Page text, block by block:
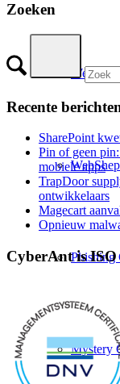
Website
Phishing
Mystery
Zoeken
Recente
SharePoint
Pin of geen
mobiele apps
TrapDoor
ontwikkelaars
Magecart
Opnieuw
CyberAnt is ISO